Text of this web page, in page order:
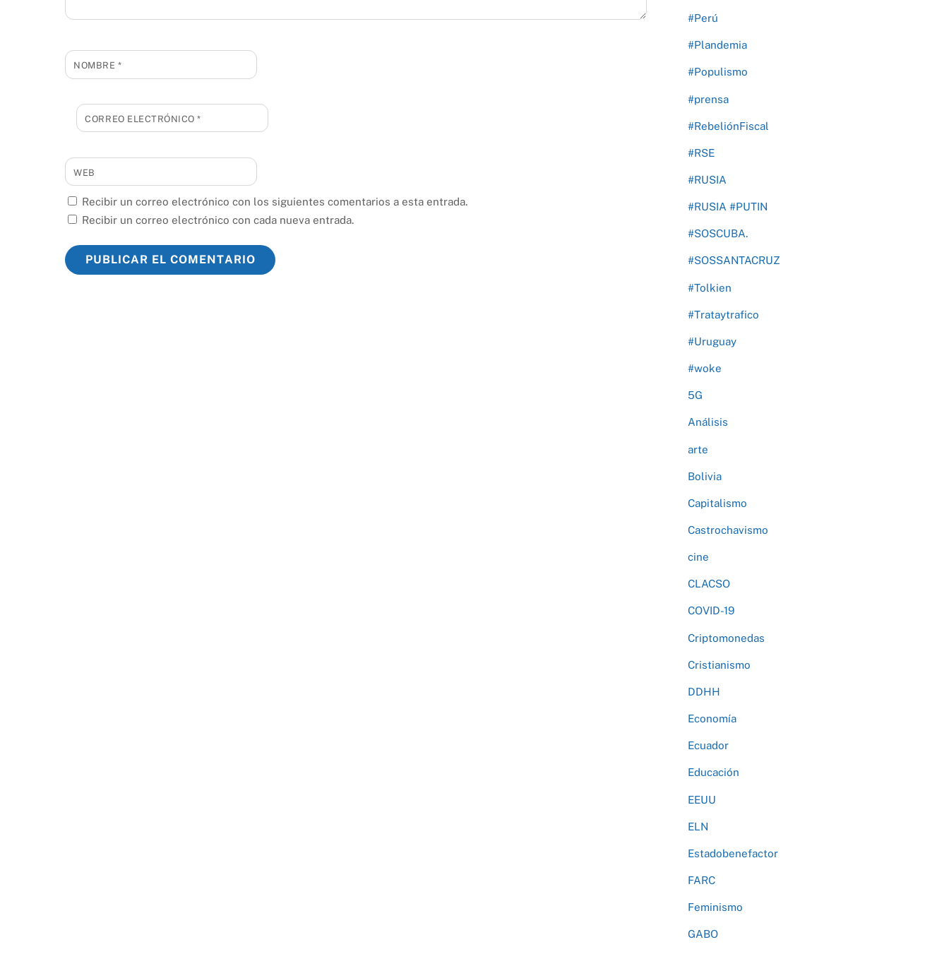
NOMBRE *
CORREO ELECTRÓNICO*
WEB
Recibir un correo electrónico con los siguientes comentarios a esta entrada.
Recibir un correo electrónico con cada nueva entrada.
#Perú
#Plandemia
#Populismo
#prensa
#RebeliónFiscal
#RSE
#RUSIA
#RUSIA #PUTIN
#SOSCUBA.
#SOSSANTACRUZ
#Tolkien
#Trataytrafico
#Uruguay
#woke
5G
Análisis
arte
Bolivia
Capitalismo
Castrochavismo
cine
CLACSO
COVID-19
Criptomonedas
Cristianismo
DDHH
Economía
Ecuador
Educación
EEUU
ELN
Estadobenefactor
FARC
Feminismo
GABO